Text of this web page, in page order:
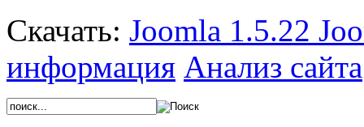
Скачать: Joomla 1.5.22
информация Анализ сайта